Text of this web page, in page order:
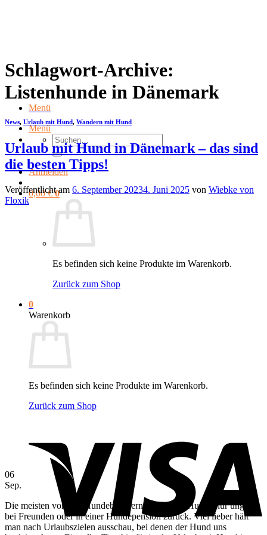
Menü
Menü
Suchen
nach:
Anmelden
0,00€ 0
Es befinden sich keine Produkte im Warenkorb.
Zurück zum Shop
0
Warenkorb
Es befinden sich keine Produkte im Warenkorb.
Zurück zum Shop
Schlagwort-Archive:
Listenhunde in Dänemark
News, Urlaub mit Hund, Wandern mit Hund
Urlaub mit Hund in Dänemark – das sind
die besten Tipps!
Veröffentlicht am 6. September 20234. Juni 2025 von Wiebke von
Floxik
06
Sep.
Die meisten von uns Hundebesitzern lassen ihre Hunde nur ungern
bei Freunden oder in einer Hundepension zurück. Viel lieber hält
man nach Urlaubszielen ausschau, bei denen der Hund uns